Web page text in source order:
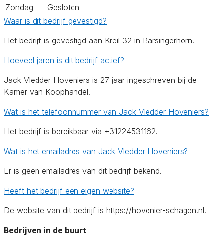
Zondag
Gesloten
Waar is dit bedrijf gevestigd?
Het bedrijf is gevestigd aan Kreil 32 in Barsingerhorn.
Hoeveel jaren is dit bedrijf actief?
Jack Vledder Hoveniers is 27 jaar ingeschreven bij de
Kamer van Koophandel.
Wat is het telefoonnummer van Jack Vledder Hoveniers?
Het bedrijf is bereikbaar via +31224531162.
Wat is het emailadres van Jack Vledder Hoveniers?
Er is geen emailadres van dit bedrijf bekend.
Heeft het bedrijf een eigen website?
De website van dit bedrijf is https://hovenier-schagen.nl.
Bedrijven in de buurt